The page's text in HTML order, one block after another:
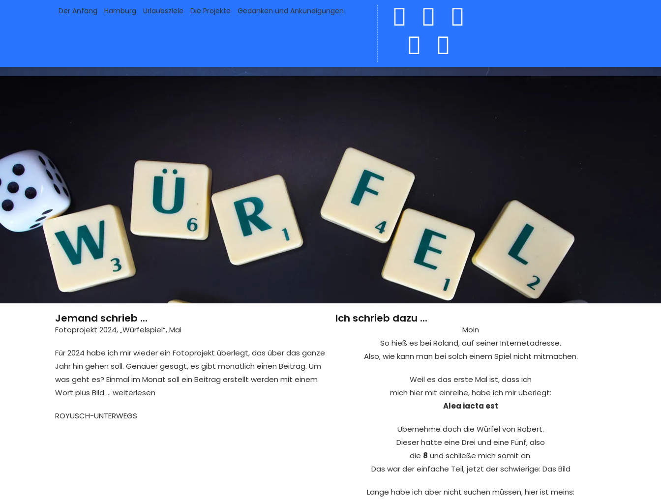
Der Anfang Hamburg Urlaubsziele Die Projekte Gedanken und Ankündigungen
Jemand schrieb ...
Fotoprojekt 2024, „Würfelspiel“, Mai
Für 2024 habe ich mir wieder ein Fotoprojekt überlegt, das über das ganze
Jahr hin gehen soll. Genauer gesagt, es gibt monatlich einen Beitrag. Um
was geht es? Einmal im Monat soll ein Beitrag erstellt werden mit einem
Wort plus Bild … weiterlesen
ROYUSCH-UNTERWEGS
Ich schrieb dazu ...
Moin
So hieß es bei Roland, auf seiner Internetadresse.
Also, wie kann man bei solch einem Spiel nicht mitmachen.
Weil es das erste Mal ist, dass ich
mich hier mit einreihe, habe ich mir überlegt:
Alea iacta est
Übernehme doch die Würfel von Robert.
Dieser hatte eine Drei und eine Fünf, also
die 8 und schließe mich somit an.
Das war der einfache Teil, jetzt der schwierige: Das Bild
Lange habe ich aber nicht suchen müssen, hier ist meins: